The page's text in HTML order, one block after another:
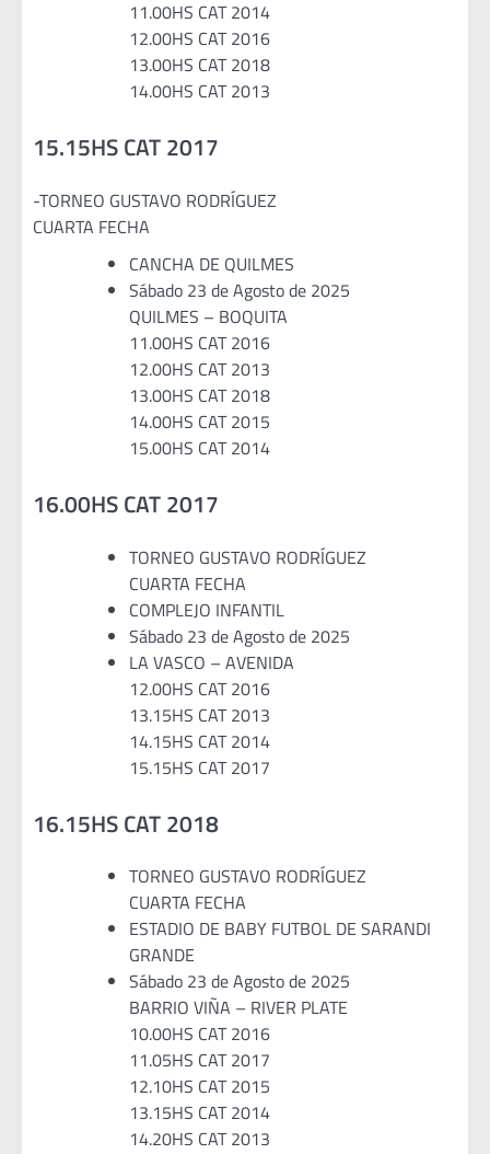
11.00HS CAT 2014
12.00HS CAT 2016
13.00HS CAT 2018
14.00HS CAT 2013
15.15HS CAT 2017
-TORNEO GUSTAVO RODRÍGUEZ
CUARTA FECHA
CANCHA DE QUILMES
Sábado 23 de Agosto de 2025
QUILMES – BOQUITA
11.00HS CAT 2016
12.00HS CAT 2013
13.00HS CAT 2018
14.00HS CAT 2015
15.00HS CAT 2014
16.00HS CAT 2017
TORNEO GUSTAVO RODRÍGUEZ
CUARTA FECHA
COMPLEJO INFANTIL
Sábado 23 de Agosto de 2025
LA VASCO – AVENIDA
12.00HS CAT 2016
13.15HS CAT 2013
14.15HS CAT 2014
15.15HS CAT 2017
16.15HS CAT 2018
TORNEO GUSTAVO RODRÍGUEZ
CUARTA FECHA
ESTADIO DE BABY FUTBOL DE SARANDI
GRANDE
Sábado 23 de Agosto de 2025
BARRIO VIÑA – RIVER PLATE
10.00HS CAT 2016
11.05HS CAT 2017
12.10HS CAT 2015
13.15HS CAT 2014
14.20HS CAT 2013